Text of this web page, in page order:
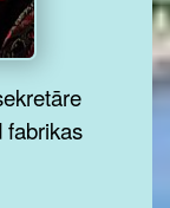
fabrikas